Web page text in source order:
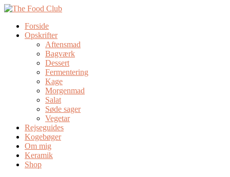
Forside
Opskrifter
Aftensmad
Bagværk
Dessert
Fermentering
Kage
Morgenmad
Salat
Søde sager
Vegetar
Rejseguides
Kogebøger
Om mig
Keramik
Shop